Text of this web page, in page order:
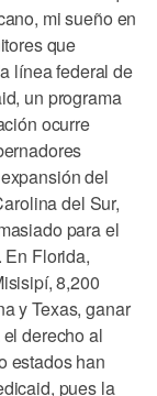
mi sueño en
que
línea federal de
un programa
ocurre
del
del Sur,
para el
En Florida,
8,200
y Texas, ganar
derecho al
estados han
pues la